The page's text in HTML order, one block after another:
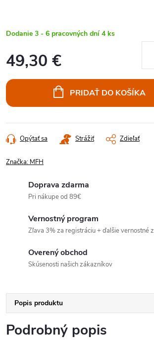
Dodanie 3 - 6 pracovných dní 4 ks
49,30 €
cena:
PRIDAŤ DO KOŠÍKA
Opýtať sa Strážiť Zdieľať
Značka: MFH
Doprava zdarma
Pri nákupe od 89€
Vernostný program
Zľava 3% za registráciu + ďalšie vernostné
Overený obchod
Skúsenosti našich zákazníkov
Popis produktu
Podrobný popis